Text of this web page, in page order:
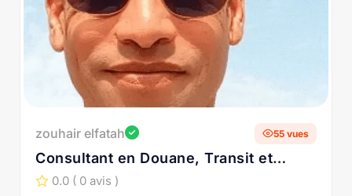
zouhair elfatah 55 vues
Consultant en Douane, Transit et
Logistique Internationale
0.0 ( 0 avis )